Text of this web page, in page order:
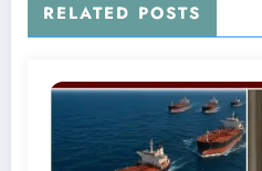
RELATED POSTS